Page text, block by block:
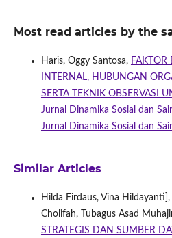
Most read articles by the
Haris, Oggy Santosa, FAKTOR
INTERNAL, HUBUNGAN
SERTA TEKNIK OBSERVASI
Jurnal Dinamika Sosial dan
Jurnal Dinamika Sosial dan
Similar Articles
Hilda Firdaus, Vina
Cholifah, Tubagus Asad
STRATEGIS DAN SUMBER